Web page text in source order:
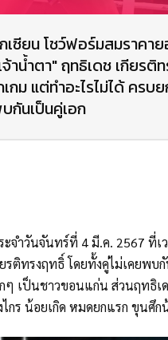
ซียน โชว์ฟอร์มสมราคา
าน้ำตา" ฤทธิเดช เกียร
กม แต่ทำอะไรไม่ได้ คร
กันเป็นคู่เอก
จำวันจันทร์ที่ 4 มี.ค. 2567 ที่เ
รติทรงฤทธิ์ โดยทั้งคู่ไม่เคยพ
ๆ เป็นชาวขอนแก่น ส่วนฤทธิ
ไกร น้อยเกิด หมดยกแรก ขุนศึ